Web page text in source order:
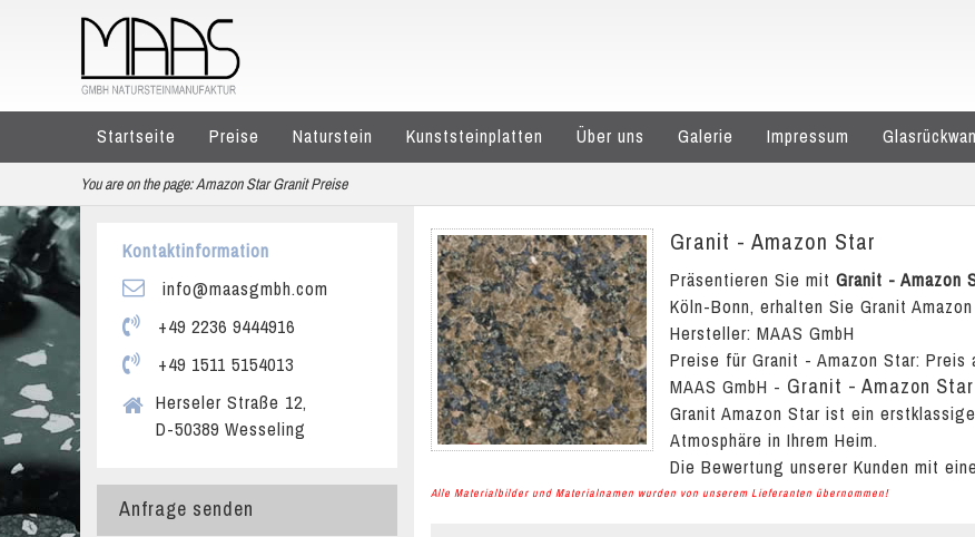
Startseite Preise Naturstein Kunststeinplatten Über uns Galerie Impressum
You are on the page:Amazon Star Granit Preise
Granit - Amazon Star
Präsentieren Sie mit Granit - Amazon
Köln-Bonn, erhalten Sie Granit
Hersteller: MAAS GmbH
Preise für Granit - Amazon Star: Preis
MAAS GmbH - Granit - Amazon Star
Granit Amazon Star ist ein
Atmosphäre in Ihrem Heim.
Die Bewertung unserer Kunden mit
Alle Materialbilder und Materialnamen wurden von unserem Lieferanten übernommen!
Kontaktinformation
info@maasgmbh.com
+49 2236 9444916
+49 1511 5154013
Herseler Straße 12,
D-50389 Wesseling
Anfrage senden